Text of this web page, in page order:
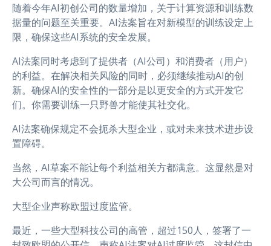
随着今年AI初创公司的数量增加，关于计算资源和训练数
据量的问题至关重要。AI法案旨在对新模型的训练设定上
限，确保这些AI系统的安全发展。
AI法案同时考虑到了提供者（AI公司）和消费者（用户）
的利益。在解决相关风险的同时，必须继续推动AI的创
新。确保AI的安全性的一部分是以更安全的方式开发它
们。你需要训练一只野兽才能使其社交化。
AI法案确保规定不会扼杀大型企业，或对未来技术进步设
置障碍。
当然，AI草案不能让每个利益相关方都满意。这显然是对
大公司而言的情况。
大型企业声称欧盟过度监管。
最近，一些大型科技公司的高管，超过150人，签署了一